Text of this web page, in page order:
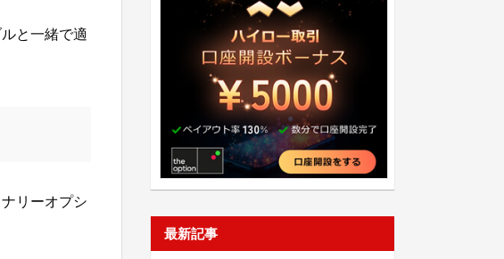
と一緒で適
リーオプシ
最新記事